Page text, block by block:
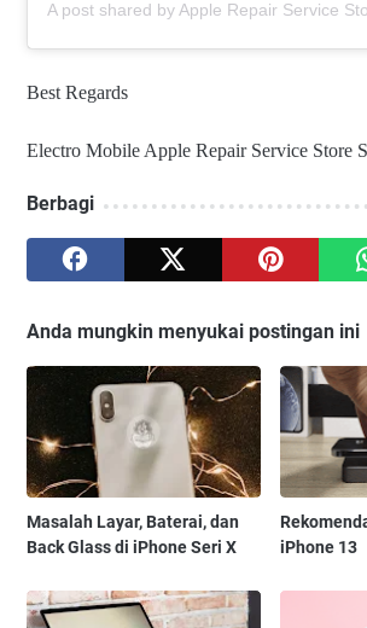
Best Regards
Electro Mobile Apple Repair Service Store
Berbagi
Anda mungkin menyukai postingan ini
Masalah Layar, Baterai, dan
Back Glass di iPhone Seri X
iPhone 13